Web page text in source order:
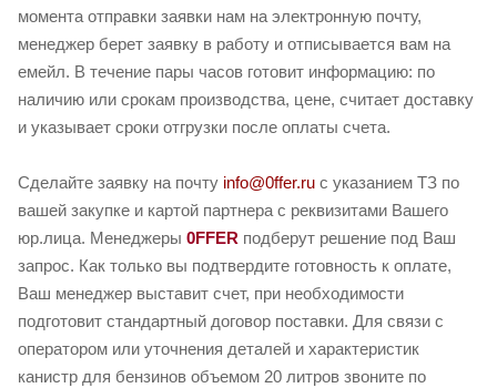
момента отправки заявки нам на электронную почту,
менеджер берет заявку в работу и отписывается вам на
емейл. В течение пары часов готовит информацию: по
наличию или срокам производства, цене, считает доставку
и указывает сроки отгрузки после оплаты счета.
Сделайте заявку на почту info@0ffer.ru с указанием ТЗ по
вашей закупке и картой партнера с реквизитами Вашего
юр.лица. Менеджеры 0FFER подберут решение под Ваш
запрос. Как только вы подтвердите готовность к оплате,
Ваш менеджер выставит счет, при необходимости
подготовит стандартный договор поставки. Для связи с
оператором или уточнения деталей и характеристик
канистр для бензинов объемом 20 литров звоните по